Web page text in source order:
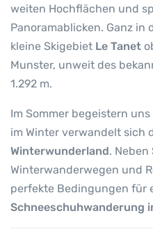
g
i
n
n
V
o
e
s
e
n
M
weiten Hochflächen und
Panoramablicken. Ganz in
kleine Skigebiet Le Tanet
Munster, unweit des
1.292 m.
Im Sommer begeistern
im Winter verwandelt sich
Winterwunderland. Neben
Winterwanderwegen und
perfekte Bedingungen für
Schneeschuhwanderung